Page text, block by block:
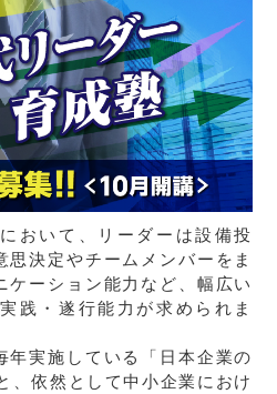
おいて、リーダーは設備投
思決定やチームメンバーをま
ケーション能力など、幅広い
践・遂行能力が求められま
年実施している「日本企業の
、依然として中小企業におけ